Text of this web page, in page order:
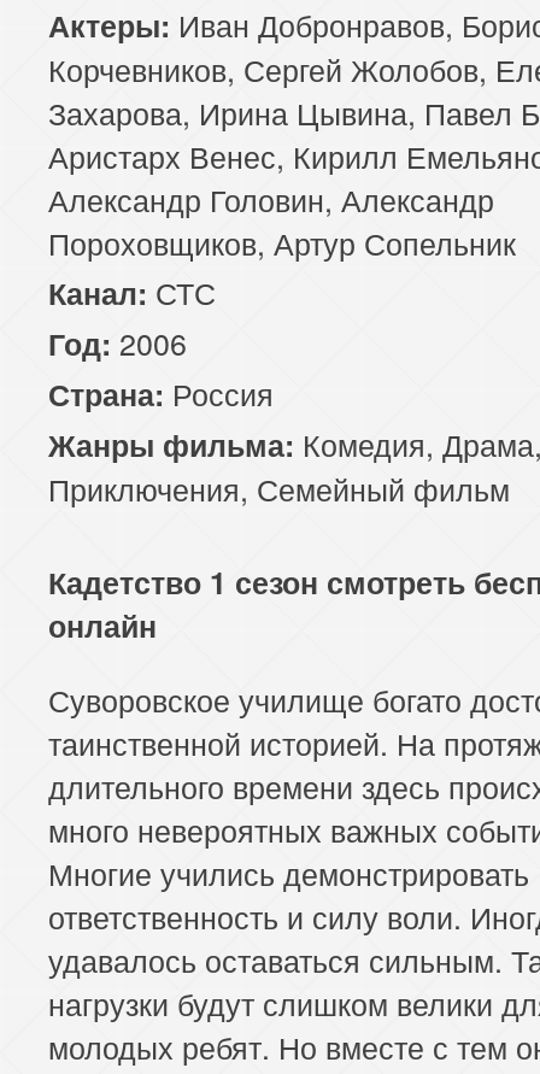
Актеры: Иван Добронравов,
Корчевников, Сергей Жолобов,
Захарова, Ирина Цывина, Павел
Аристарх Венес, Кирилл
Александр Головин, Александр
Пороховщиков, Артур Сопельник
Канал: СТС
Год: 2006
Страна: Россия
Жанры фильма: Комедия, Драма
Приключения, Семейный фильм
Кадетство 1 сезон смотреть
онлайн
Суворовское училище богато
таинственной историей. На
длительного времени здесь
много невероятных важных
Многие учились демонстрировать
ответственность и силу воли.
удавалось оставаться сильным.
нагрузки будут слишком велики
молодых ребят. Но вместе с тем